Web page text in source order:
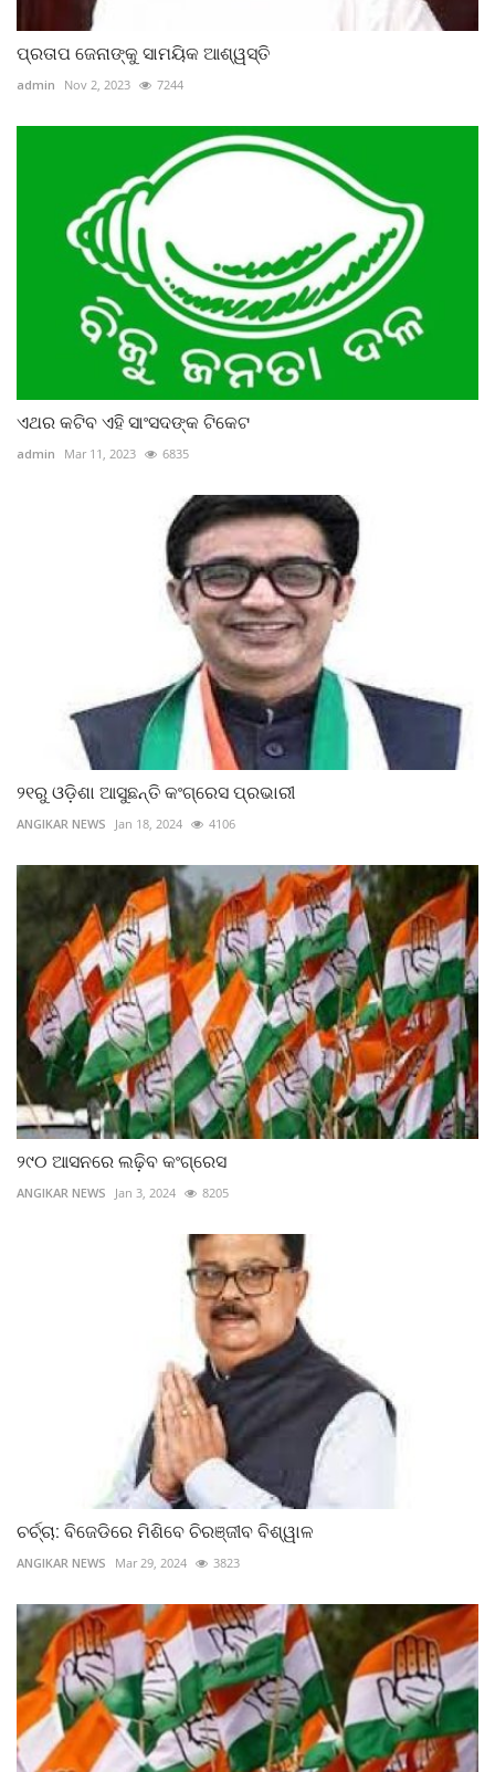
ପ୍ରତାପ ଜେନାଙ୍କୁ ସାମୟିକ ଆଶ୍ୱସ୍ତି
admin Nov 2, 2023 7244
ଏଥର କଟିବ ଏହି ସାଂସଦଙ୍କ ଟିକେଟ
admin Mar 11, 2023 6835
୨୧ରୁ ଓଡ଼ିଶା ଆସୁଛନ୍ତି କଂଗ୍ରେସ ପ୍ରଭାରୀ
ANGIKAR NEWS Jan 18, 2024 4106
୨୯୦ ଆସନରେ ଲଢ଼ିବ କଂଗ୍ରେସ
ANGIKAR NEWS Jan 3, 2024 8205
ଚର୍ଚ୍ଚା: ବିଜେଡିରେ ମିଶିବେ ଚିରଞ୍ଜୀବ ବିଶ୍ୱାଳ
ANGIKAR NEWS Mar 29, 2024 3823